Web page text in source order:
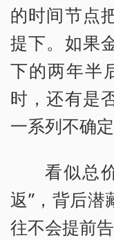
的时间节点
提下。如果
下的两年半
时，还有是
一系列不确定
看似总
返”，背后潜
往不会提前告